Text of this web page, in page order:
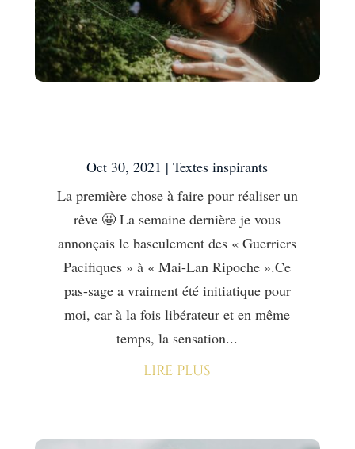
Oct 30, 2021 |Textes inspirants
La première chose à faire pour réaliser un
rêve 🤩 La semaine dernière je vous
annonçais le basculement des « Guerriers
Pacifiques » à « Mai-Lan Ripoche ».Ce
pas-sage a vraiment été initiatique pour
moi, car à la fois libérateur et en même
temps, la sensation...
lire plus